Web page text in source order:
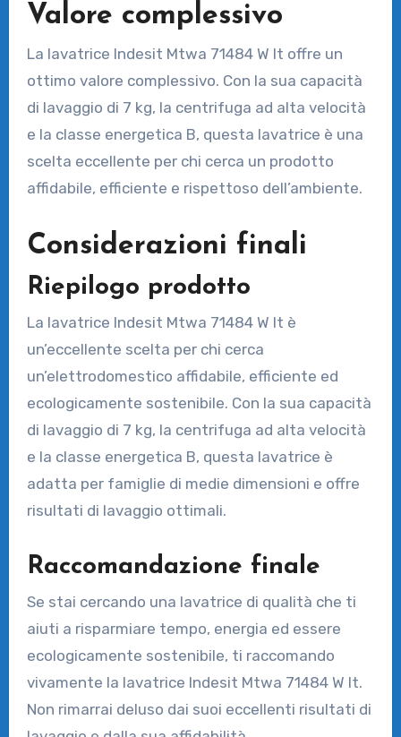
Valore complessivo
La lavatrice Indesit Mtwa 71484 W It offre un
ottimo valore complessivo. Con la sua capacità
di lavaggio di 7 kg, la centrifuga ad alta velocità
e la classe energetica B, questa lavatrice è una
scelta eccellente per chi cerca un prodotto
affidabile, efficiente e rispettoso dell’ambiente.
Considerazioni finali
Riepilogo prodotto
La lavatrice Indesit Mtwa 71484 W It è
un’eccellente scelta per chi cerca
un’elettrodomestico affidabile, efficiente ed
ecologicamente sostenibile. Con la sua capacità
di lavaggio di 7 kg, la centrifuga ad alta velocità
e la classe energetica B, questa lavatrice è
adatta per famiglie di medie dimensioni e offre
risultati di lavaggio ottimali.
Raccomandazione finale
Se stai cercando una lavatrice di qualità che ti
aiuti a risparmiare tempo, energia ed essere
ecologicamente sostenibile, ti raccomando
vivamente la lavatrice Indesit Mtwa 71484 W It.
Non rimarrai deluso dai suoi eccellenti risultati di